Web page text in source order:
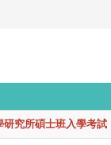
究所碩士班入學考試